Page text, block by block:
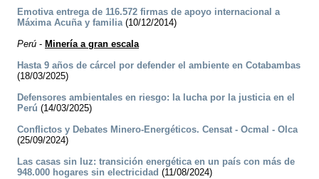
Emotiva entrega de 116.572 firmas de apoyo internacional a
Máxima Acuña y familia(10/12/2014)
Perú - Minería a gran escala
Hasta 9 años de cárcel por defender el ambiente en Cotabambas
(18/03/2025)
Defensores ambientales en riesgo: la lucha por la justicia en el
Perú (14/03/2025)
Conflictos y Debates Minero-Energéticos. Censat - Ocmal - Olca
(25/09/2024)
Las casas sin luz: transición energética en un país con más de
948.000 hogares sin electricidad (11/08/2024)